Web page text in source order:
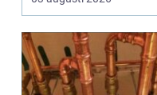
viktförändringar, h...